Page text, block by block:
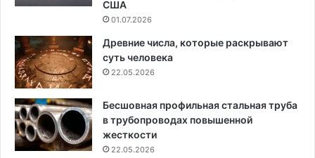
США
01.07.2026
Древние числа, которые раскрывают
суть человека
22.05.2026
Бесшовная профильная стальная труба
в трубопроводах повышенной
жесткости
22.05.2026